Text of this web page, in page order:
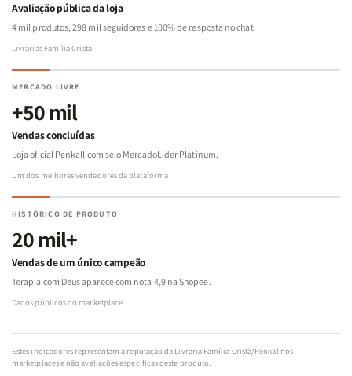
Avaliação pública da loja
4 mil produtos, 298 mil seguidores e 100% de resposta no chat.
Livrarias Família Cristã
MERCADO LIVRE
+50 mil
Vendas concluídas
Loja oficial Penkall com selo MercadoLíder Platinum.
Um dos melhores vendedores da plataforma
HISTÓRICO DE PRODUTO
20 mil+
Vendas de um único campeão
Terapia com Deus aparece com nota 4,9 na Shopee.
Dados públicos do marketplace
Estes indicadores representam a reputação da Livraria Família Cristã/Penkal nos
marketplaces e não avaliações específicas deste produto.